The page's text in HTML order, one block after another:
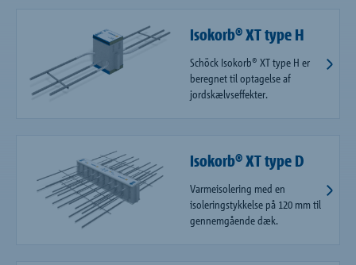
Isokorb® XT type H
Schöck Isokorb® XT type H er
beregnet til optagelse af
jordskælvseffekter.
Isokorb® XT type D
Varmeisolering med en
isoleringstykkelse på 120 mm til
gennemgående dæk.